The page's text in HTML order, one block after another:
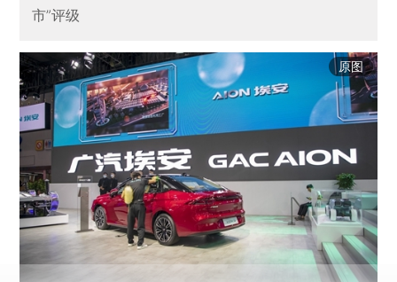
市”评级
原图